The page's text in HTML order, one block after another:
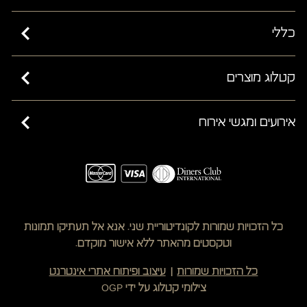
כללי
כשרות בד”ץ בית יוסף ורבנות ישראל
מאמרים
שאלות ותשובות
תקנון ביטול עסקה
שינוי/ביטול עסקה
מדיניות פרטיות
קטלוג מוצרים
קישים
אירועים ומגשי אירוח
כריכונים מפנקים
כל הזכויות שמורות לקונדיטוריית שני. אנא אל תעתיקו תמונות
וטקסטים מהאתר ללא אישור מוקדם.
כל הזכויות שמורות
עיצוב ופיתוח אתרי אינטרנט
צילומי קטלוג על ידי OGP